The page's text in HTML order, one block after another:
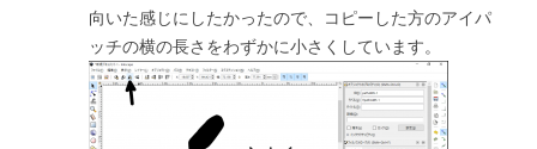
向いた感じにしたかったので、コピーした方のアイパ
ッチの横の長さをわずかに小さくしています。